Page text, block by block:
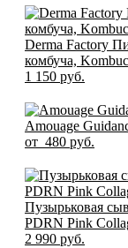
Derma Factory
комбуча,
1 150 pуб.
Amouage
от 480 pуб.
Пузырьковая
PDRN Pink
2 990 pуб.